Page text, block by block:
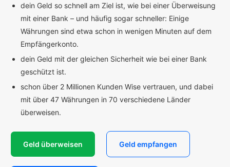
dein Geld so schnell am Ziel ist, wie bei einer Überweisung
mit einer Bank – und häufig sogar schneller: Einige
Währungen sind etwa schon in wenigen Minuten auf dem
Empfängerkonto.
dein Geld mit der gleichen Sicherheit wie bei einer Bank
geschützt ist.
schon über 2 Millionen Kunden Wise vertrauen, und dabei
mit über 47 Währungen in 70 verschiedene Länder
überweisen.
Geld überweisen Geld empfangen